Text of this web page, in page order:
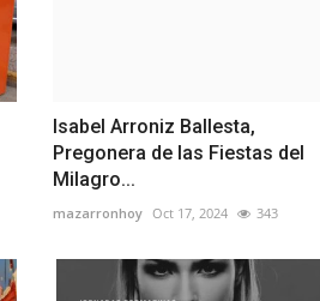
Isabel Arroniz Ballesta,
Pregonera de las Fiestas del
Milagro...
mazarronhoy Oct 17, 2024 343